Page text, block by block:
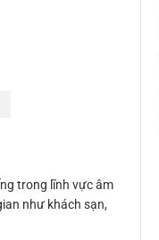
trong lĩnh vực âm
như khách sạn,